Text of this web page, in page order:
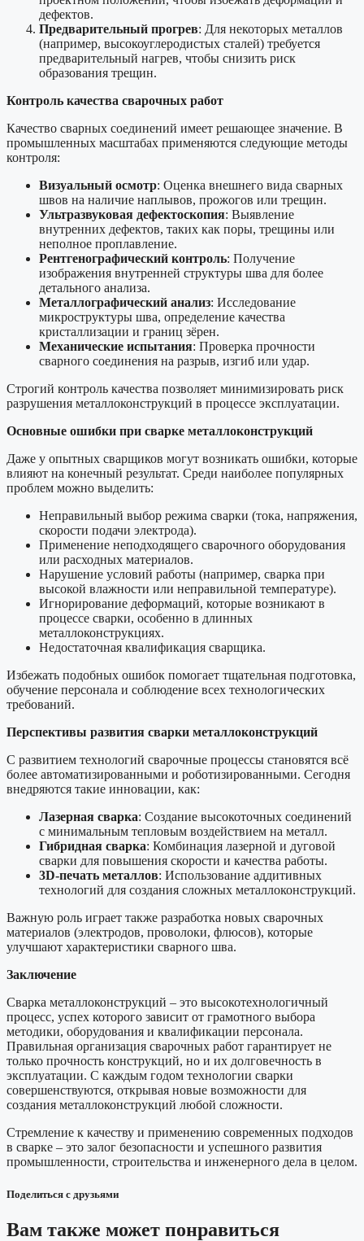
дефектов.
Предварительный прогрев: Для некоторых металлов
(например, высокоуглеродистых сталей) требуется
предварительный нагрев, чтобы снизить риск
образования трещин.
Контроль качества сварочных работ
Качество сварных соединений имеет решающее значение. В
промышленных масштабах применяются следующие методы
контроля:
Визуальный осмотр: Оценка внешнего вида сварных
швов на наличие наплывов, прожогов или трещин.
Ультразвуковая дефектоскопия: Выявление
внутренних дефектов, таких как поры, трещины или
неполное проплавление.
Рентгенографический контроль: Получение
изображения внутренней структуры шва для более
детального анализа.
Металлографический анализ: Исследование
микроструктуры шва, определение качества
кристаллизации и границ зёрен.
Механические испытания: Проверка прочности
сварного соединения на разрыв, изгиб или удар.
Строгий контроль качества позволяет минимизировать риск
разрушения металлоконструкций в процессе эксплуатации.
Основные ошибки при сварке металлоконструкций
Даже у опытных сварщиков могут возникать ошибки, которые
влияют на конечный результат. Среди наиболее популярных
проблем можно выделить:
Неправильный выбор режима сварки (тока, напряжения,
скорости подачи электрода).
Применение неподходящего сварочного оборудования
или расходных материалов.
Нарушение условий работы (например, сварка при
высокой влажности или неправильной температуре).
Игнорирование деформаций, которые возникают в
процессе сварки, особенно в длинных
металлоконструкциях.
Недостаточная квалификация сварщика.
Избежать подобных ошибок помогает тщательная подготовка,
обучение персонала и соблюдение всех технологических
требований.
Перспективы развития сварки металлоконструкций
С развитием технологий сварочные процессы становятся всё
более автоматизированными и роботизированными. Сегодня
внедряются такие инновации, как:
Лазерная сварка: Создание высокоточных соединений
с минимальным тепловым воздействием на металл.
Гибридная сварка: Комбинация лазерной и дуговой
сварки для повышения скорости и качества работы.
3D-печать металлов: Использование аддитивных
технологий для создания сложных металлоконструкций.
Важную роль играет также разработка новых сварочных
материалов (электродов, проволоки, флюсов), которые
улучшают характеристики сварного шва.
Заключение
Сварка металлоконструкций – это высокотехнологичный
процесс, успех которого зависит от грамотного выбора
методики, оборудования и квалификации персонала.
Правильная организация сварочных работ гарантирует не
только прочность конструкций, но и их долговечность в
эксплуатации. С каждым годом технологии сварки
совершенствуются, открывая новые возможности для
создания металлоконструкций любой сложности.
Стремление к качеству и применению современных подходов
в сварке – это залог безопасности и успешного развития
промышленности, строительства и инженерного дела в целом.
Поделиться с друзьями
Вам также может понравиться